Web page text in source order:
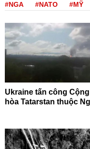
#NGA #NATO #MỸ
Ukraine tấn công Cộng
hòa Tatarstan thuộc